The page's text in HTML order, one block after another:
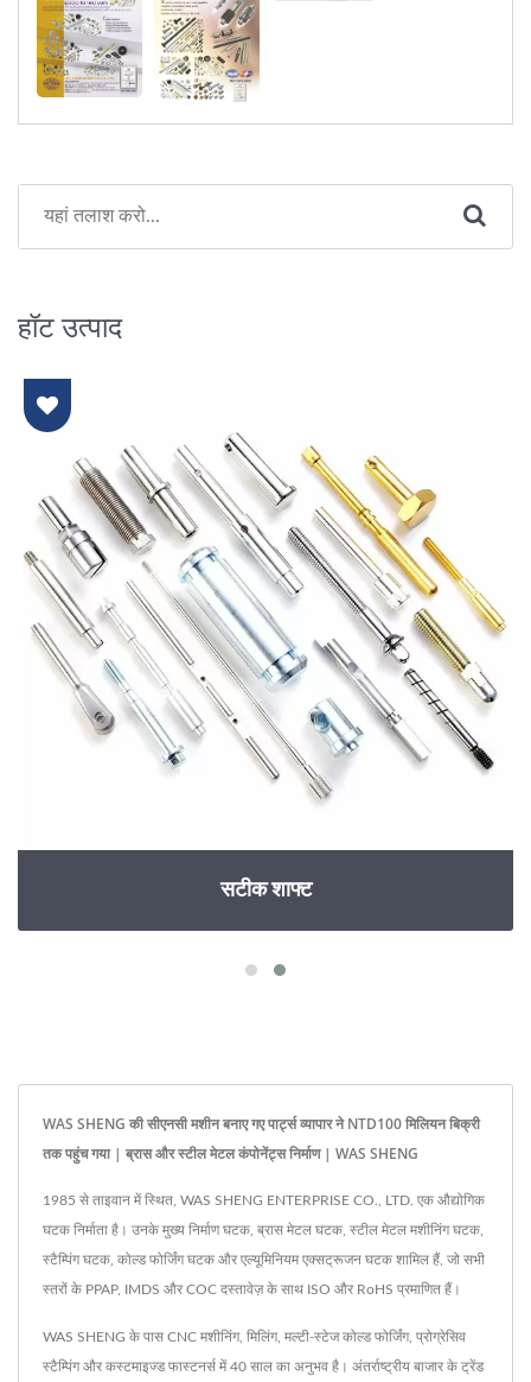
हॉट उत्पाद
सटीक शाफ्ट
WAS SHENG की सीएनसी मशीन बनाए गए पार्ट्स व्यापार ने NTD100 मिलियन बिक्री
तक पहुंच गया | ब्रास और स्टील मेटल कंपोनेंट्स निर्माण | WAS SHENG
1985 से ताइवान में स्थित, WAS SHENG ENTERPRISE CO., LTD. एक औद्योगिक
घटक निर्माता है। उनके मुख्य निर्माण घटक, ब्रास मेटल घटक, स्टील मेटल मशीनिंग घटक,
स्टैम्पिंग घटक, कोल्ड फोर्जिंग घटक और एल्यूमिनियम एक्सट्रूजन घटक शामिल हैं, जो सभी
स्तरों के PPAP, IMDS और COC दस्तावेज़ के साथ ISO और RoHS प्रमाणित हैं।
WAS SHENG के पास CNC मशीनिंग, मिलिंग, मल्टी-स्टेज कोल्ड फोर्जिंग, प्रोग्रेसिव
स्टैम्पिंग और कस्टमाइज्ड फास्टनर्स में 40 साल का अनुभव है। अंतर्राष्ट्रीय बाजार के ट्रेंड